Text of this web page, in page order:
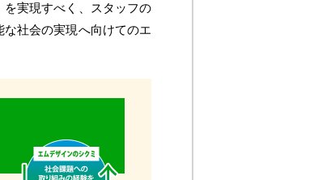
実現すべく、スタッフの
社会の実現へ向けてのエ